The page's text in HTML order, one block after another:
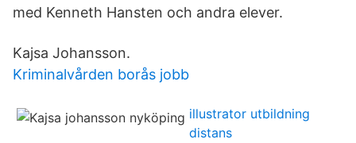
med Kenneth Hansten och andra elever.
Kajsa Johansson.
Kriminalvården borås jobb
illustrator utbildning
distans